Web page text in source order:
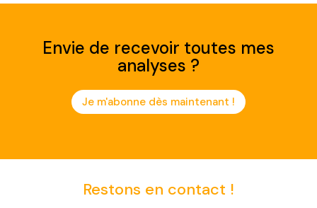
Envie de recevoir toutes mes
analyses ?
Je m'abonne dès maintenant !
Restons en contact !